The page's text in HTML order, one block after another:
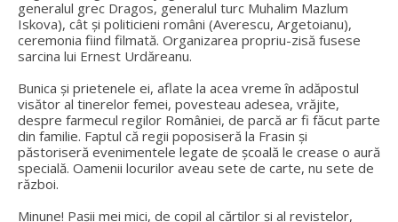
generalul grec Dragos, generalul turc Muhalim Mazlum
Iskova), cât și politicieni români (Averescu, Argetoianu),
ceremonia fiind filmată. Organizarea propriu-zisă fusese
sarcina lui Ernest Urdăreanu.
Bunica și prietenele ei, aflate la acea vreme în adăpostul
visător al tinerelor femei, povesteau adesea, vrăjite,
despre farmecul regilor României, de parcă ar fi făcut parte
din familie. Faptul că regii poposiseră la Frasin și
păstoriseră evenimentele legate de școală le crease o aură
specială. Oamenii locurilor aveau sete de carte, nu sete de
război.
Minune! Pașii mei mici, de copil al cărților și al revistelor,